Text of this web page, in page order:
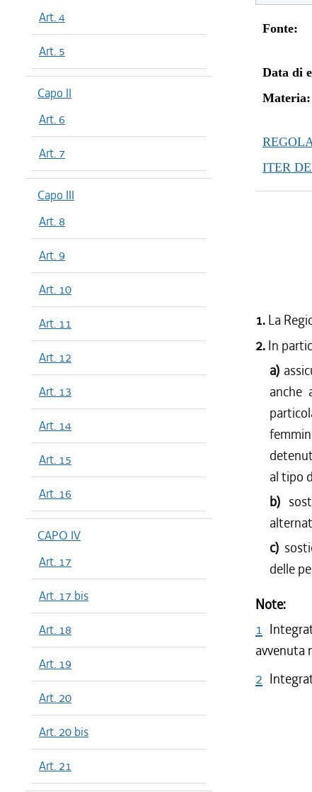
Art. 4
Art. 5
Capo II
Art. 6
Art. 7
Capo III
Art. 8
Art. 9
Art. 10
Art. 11
Art. 12
Art. 13
Art. 14
Art. 15
Art. 16
CAPO IV
Art. 17
Art. 17 bis
Art. 18
Art. 19
Art. 20
Art. 20 bis
Art. 21
Fonte:
Data di
Materia:
ITER
1. La
2. In
a)
anche
al tipo
b)
c)
delle
Note:
1
avvenuta
2